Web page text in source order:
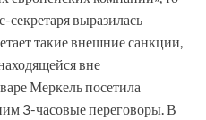
секретаря выразилась
такие внешние санкции,
вне
Меркель посетила
3-часовые переговоры. В